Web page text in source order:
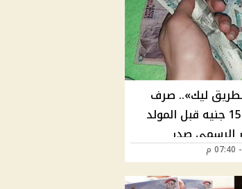
ليك».. صرف
منحة استثنائية بـ1500 جنيه قبل المولد
– القرار الرسمي صدر